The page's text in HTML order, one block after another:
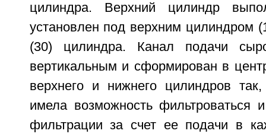
цилиндра. Верхний цилиндр
установлен под верхним цилиндром
(30) цилиндра. Канал подачи
вертикальным и сформирован в
верхнего и нижнего цилиндров
имела возможность фильтроваться
фильтрации за счет ее подачи в